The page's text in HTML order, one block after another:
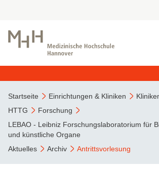
Startseite Einrichtungen & Kliniken
HTTG
Forschung
LEBAO - Leibniz Forschungslaboratorium für
und künstliche Organe
Aktuelles
Archiv Antrittsvorlesung